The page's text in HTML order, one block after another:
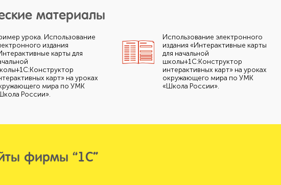
материалы
урока. Использование
издания
карты для
карт» на уроках
мира по УМК
России».
Использование электронного
издания «Интерактивные карты
для начальной
школы+1С:Конструктор
интерактивных карт» на уроках
окружающего мира по УМК
«Школа России».
фирмы “1С”